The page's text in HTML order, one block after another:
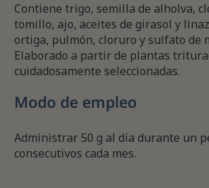
Contiene trigo, semilla de alholva,
tomillo, ajo, aceites de girasol y
ortiga, pulmón, cloruro y sulfato de
Elaborado a partir de plantas
cuidadosamente seleccionadas.
Modo de empleo
Administrar 50 g al día durante un
consecutivos cada mes.